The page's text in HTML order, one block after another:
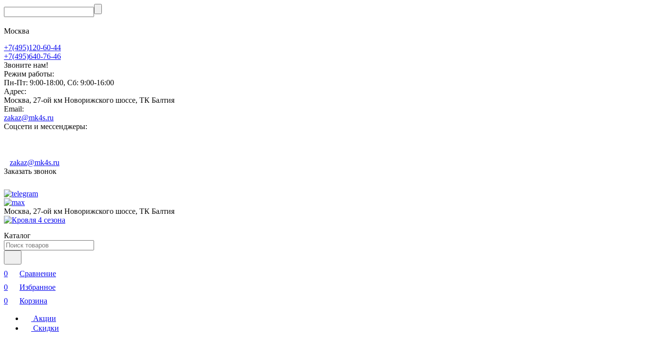
Москва
+7(495)120-60-44
+7(495)640-76-46
Звоните нам!
Режим работы:
Пн-Пт: 9:00-18:00, Сб: 9:00-16:00
Адрес:
Москва, 27-ой км Новорижского шоссе, ТК Балтия
Email:
zakaz@mk4s.ru
Соцсети и мессенджеры:
zakaz@mk4s.ru
Заказать звонок
Москва, 27-ой км Новорижского шоссе, ТК Балтия
Каталог
0
Сравнение
0
Избранное
0
Корзина
Акции
Скидки